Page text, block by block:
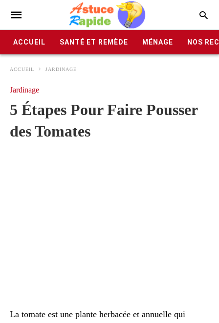
ACCUEIL SANTÉ ET REMÈDE MÉNAGE NOS
ACCUEIL JARDINAGE
Jardinage
5 Étapes Pour Faire Pousser
des Tomates
La tomate est une plante herbacée et annuelle qui